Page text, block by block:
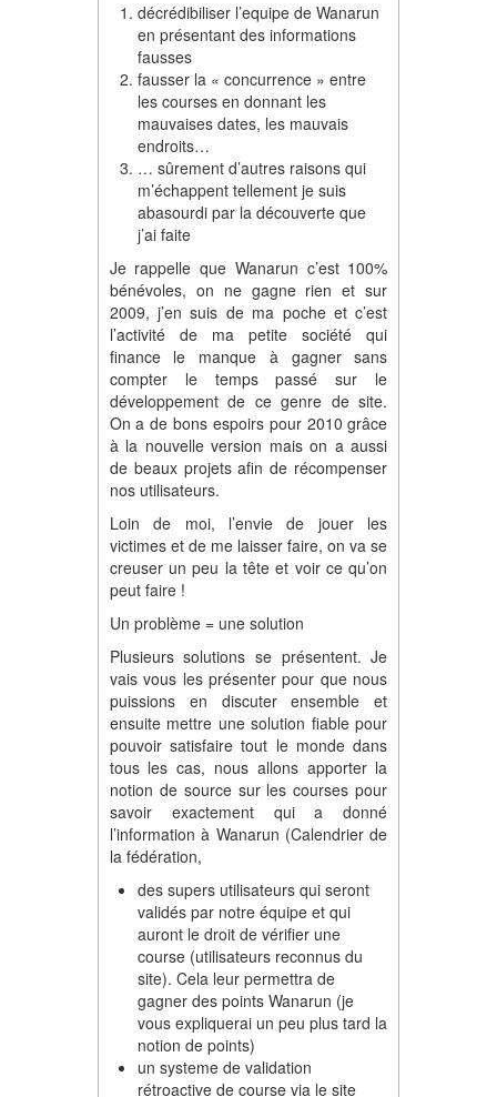
décrédibiliser l’equipe de Wanarun
en présentant des informations
fausses
fausser la « concurrence » entre
les courses en donnant les
mauvaises dates, les mauvais
endroits…
… sûrement d’autres raisons qui
m’échappent tellement je suis
abasourdi par la découverte que
j’ai faite
Je rappelle que Wanarun c’est 100%
bénévoles, on ne gagne rien et sur
2009, j’en suis de ma poche et c’est
l’activité de ma petite société qui
finance le manque à gagner sans
compter le temps passé sur le
développement de ce genre de site.
On a de bons espoirs pour 2010 grâce
à la nouvelle version mais on a aussi
de beaux projets afin de récompenser
nos utilisateurs.
Loin de moi, l’envie de jouer les
victimes et de me laisser faire, on va se
creuser un peu la tête et voir ce qu’on
peut faire !
Un problème = une solution
Plusieurs solutions se présentent. Je
vais vous les présenter pour que nous
puissions en discuter ensemble et
ensuite mettre une solution fiable pour
pouvoir satisfaire tout le monde dans
tous les cas, nous allons apporter la
notion de source sur les courses pour
savoir exactement qui a donné
l’information à Wanarun (Calendrier de
la fédération,
des supers utilisateurs qui seront
validés par notre équipe et qui
auront le droit de vérifier une
course (utilisateurs reconnus du
site). Cela leur permettra de
gagner des points Wanarun (je
vous expliquerai un peu plus tard la
notion de points)
un systeme de validation
rétroactive de course via le site